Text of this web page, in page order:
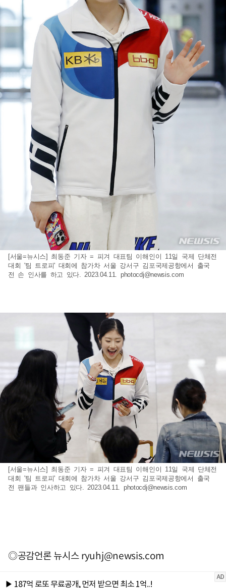
[서울=뉴시스] 최동준 기자 = 피겨 대표팀 이해인이 11일 국제 단체전
대회 '팀 트로피' 대회에 참가차 서울 강서구 김포국제공항에서 출국
전 손 인사를 하고 있다. 2023.04.11. photocdj@newsis.com
[서울=뉴시스] 최동준 기자 = 피겨 대표팀 이해인이 11일 국제 단체전
대회 '팀 트로피' 대회에 참가차 서울 강서구 김포국제공항에서 출국
전 팬들과 인사하고 있다. 2023.04.11. photocdj@newsis.com
◎공감언론 뉴시스ryuhj@newsis.com